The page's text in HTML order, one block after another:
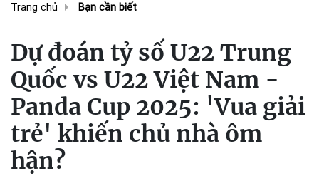
Trang chủ Bạn cần biết
Dự đoán tỷ số U22 Trung
Quốc vs U22 Việt Nam -
Panda Cup 2025: 'Vua giải
trẻ' khiến chủ nhà ôm
hận?